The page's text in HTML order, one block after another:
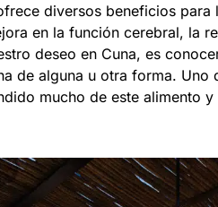
diversos beneficios
en la función cerebral, la
deseo en Cuna, es
de alguna u otra forma. Uno
mucho de este alimento